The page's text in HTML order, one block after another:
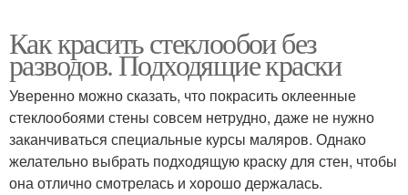
Как красить стеклообои без
разводов. Подходящие краски
Уверенно можно сказать, что покрасить оклеенные
стеклообоями стены совсем нетрудно, даже не нужно
заканчиваться специальные курсы маляров. Однако
желательно выбрать подходящую краску для стен, чтобы
она отлично смотрелась и хорошо держалась.